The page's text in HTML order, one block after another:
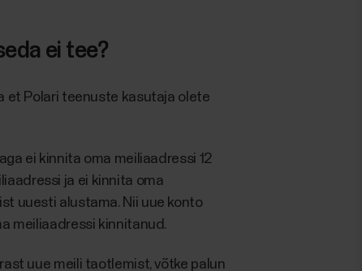
ei tee?
et Polari teenuste kasutaja olete
ei kinnita oma meiliaadressi 12
ja ei kinnita oma
uuesti alustama. Nii uue konto
meiliaadressi kinnitanud.
uue meili taotlemist, võtke palun